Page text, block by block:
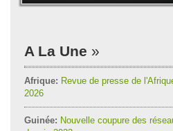
A La Une
Afrique: Revue de presse de
2026
Guinée: Nouvelle coupure des